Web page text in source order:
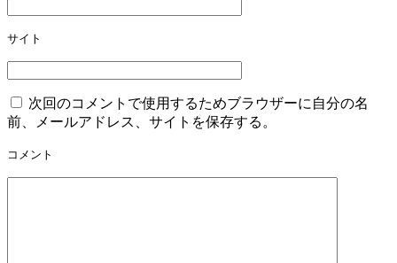
サイト
次回のコメントで使用するためブラウザーに自分の名
前、メールアドレス、サイトを保存する。
コメント